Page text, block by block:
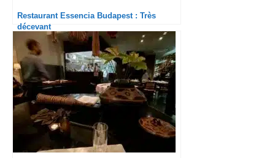
Restaurant Essencia Budapest : Très
décevant